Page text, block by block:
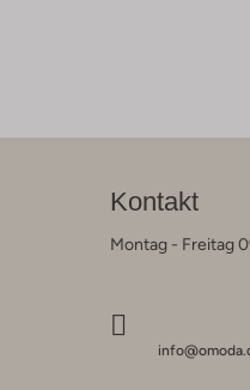
Kontakt
Montag - Freitag